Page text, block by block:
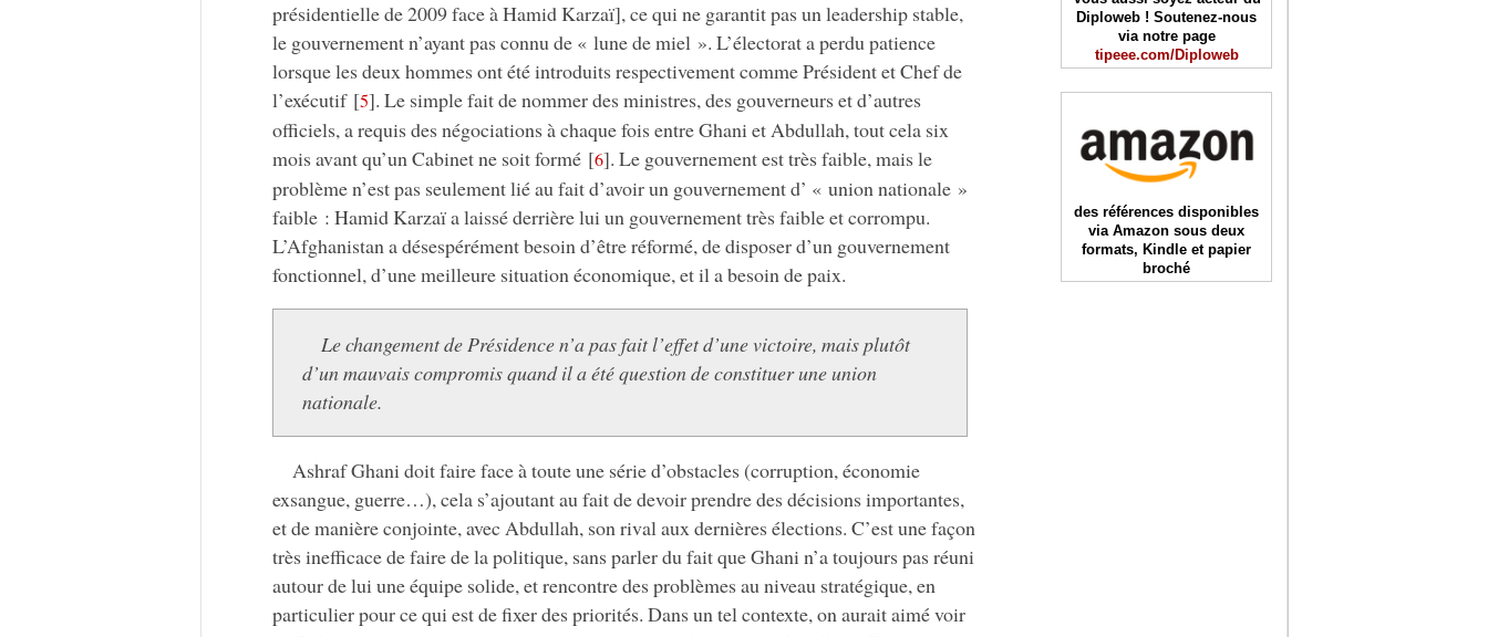
présidentielle de 2009 face à Hamid Karzaï], ce qui ne garantit pas un leadership stable,
le gouvernement n’ayant pas connu de « lune de miel ». L’électorat a perdu patience
lorsque les deux hommes ont été introduits respectivement comme Président et Chef de
l’exécutif[5]. Le simple fait de nommer des ministres, des gouverneurs et d’autres
officiels, a requis des négociations à chaque fois entre Ghani et Abdullah, tout cela six
mois avant qu’un Cabinet ne soit formé[6]. Le gouvernement est très faible, mais le
problème n’est pas seulement lié au fait d’avoir un gouvernement d’ « union nationale »
faible : Hamid Karzaï a laissé derrière lui un gouvernement très faible et corrompu.
L’Afghanistan a désespérément besoin d’être réformé, de disposer d’un gouvernement
fonctionnel, d’une meilleure situation économique, et il a besoin de paix.
Le changement de Présidence n’a pas fait l’effet d’une victoire, mais plutôt
d’un mauvais compromis quand il a été question de constituer une union
nationale.
Ashraf Ghani doit faire face à toute une série d’obstacles (corruption, économie
exsangue, guerre…), cela s’ajoutant au fait de devoir prendre des décisions importantes,
et de manière conjointe, avec Abdullah, son rival aux dernières élections. C’est une façon
très inefficace de faire de la politique, sans parler du fait que Ghani n’a toujours pas réuni
autour de lui une équipe solide, et rencontre des problèmes au niveau stratégique, en
particulier pour ce qui est de fixer des priorités. Dans un tel contexte, on aurait aimé voir
Diploweb ! Soutenez-nous
via notre page
tipeee.com/Diploweb
des références disponibles
via Amazon sous deux
formats, Kindle et papier
broché